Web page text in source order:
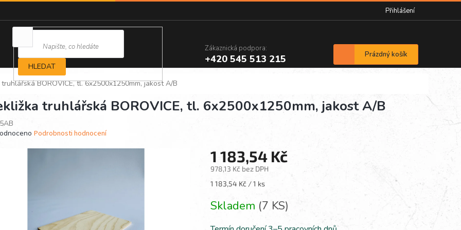
Přihlášení
HLEDAT
Zákaznická podpora:
+420 545 513 215
Nákupní
košík
Prázdný košík
truhlářská BOROVICE, tl. 6x2500x1250mm, jakost A/B
truhlářská BOROVICE, tl. 6x2500x1250mm, jakost A/B
Podrobnosti hodnocení
1 183,54 Kč
978,13 Kč bez DPH
Měrná
1 183,54 Kč / 1 ks
Skladem (7 KS)